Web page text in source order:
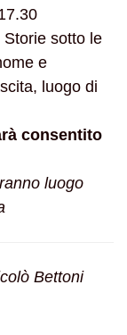
Storie sotto le
e
luogo di
consentito
luogo
Bettoni